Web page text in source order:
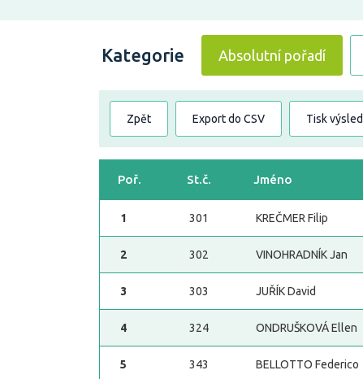
Kategorie Absolutní pořadí
Zpět Export do CSV Tisk
Poř. St.č. Jméno
1 301 KREČMER Filip
2 302 VINOHRADNÍK Jan
3 303 JUŘÍK David
4 324 ONDRUŠKOVÁ Ellen
5 343 BELLOTTO Federico